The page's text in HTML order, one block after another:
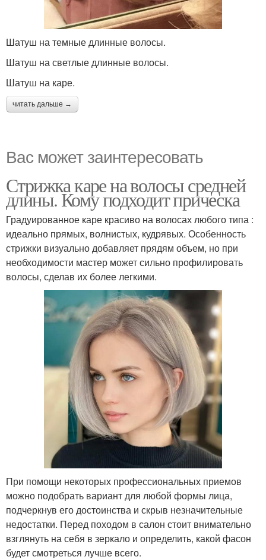
Шатуш на темные длинные волосы.
Шатуш на светлые длинные волосы.
Шатуш на каре.
читать дальше →
Вас может заинтересовать
Стрижка каре на волосы средней
длины. Кому подходит прическа
Градуированное каре красиво на волосах любого типа :
идеально прямых, волнистых, кудрявых. Особенность
стрижки визуально добавляет прядям объем, но при
необходимости мастер может сильно профилировать
волосы, сделав их более легкими.
При помощи некоторых профессиональных приемов
можно подобрать вариант для любой формы лица,
подчеркнув его достоинства и скрыв незначительные
недостатки. Перед походом в салон стоит внимательно
взглянуть на себя в зеркало и определить, какой фасон
будет смотреться лучше всего.